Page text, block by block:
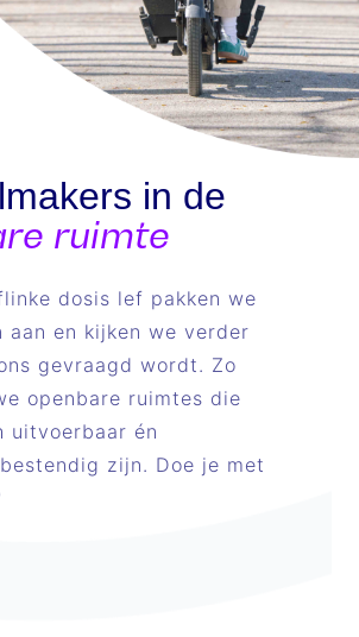
in de
ruimte
dosis lef pakken we
aan en kijken we verder
gevraagd wordt. Zo
openbare ruimtes die
uitvoerbaar én
zijn. Doe je met